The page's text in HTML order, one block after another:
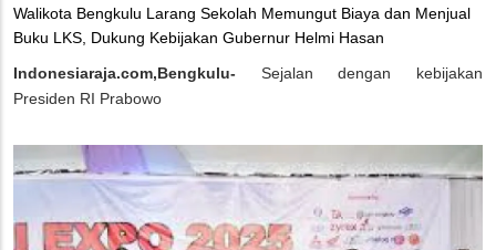
Walikota Bengkulu Larang Sekolah Memungut Biaya dan Menjual
Buku LKS, Dukung Kebijakan Gubernur Helmi Hasan
Indonesiaraja.com,Bengkulu- Sejalan dengan kebijakan
Presiden RI Prabowo